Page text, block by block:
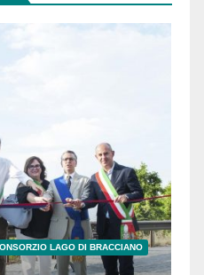
LAGO DI BRACCIANO